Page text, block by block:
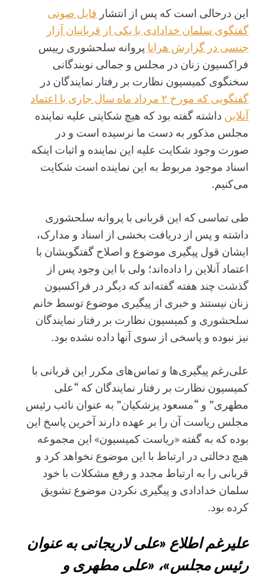
این درحالی است که پس از انتشار فایل صوتی
گفتگوی سلمان خدادادی با یکی از قربانیان آزار
جنسی در گزارش هرانا پروانه سلحشوری رییس
فراکسیون زنان در مجلس و جمالی نوبندگانی
سخنگوی کمیسیون نظارت بر رفتار نمایندگان در
گفتگویی که مورخ ۲ مرداد ماه سال جاری با اعتماد
آنلاین داشته گفته‌ بود که هیچ شکایتی علیه نماینده
مجلس مذکور به دست ما نرسیده است و در
صورت وجود شکایت علیه این نماینده و اثبات اینکه
اسناد موجود مربوط به این نماینده است شکایت
می‌کنیم.
طی تماسی که این قربانی با پروانه سلحشوری
داشته و پس از دریافت بخشی از اسناد و مدارک،
ایشان قول پیگیری موضوع و اصلاح گفتگویشان با
اعتماد آنلاین را داده‌اند؛ ولی با این وجود پس از
گذشت چند هفته گفته‌اند که دیگر در فراکسیون
زنان نیستند و خبری از پیگیری موضوع توسط خانم
سلحشوری و کمیسیون نظارت بر رفتار نمایندگان
نیز نبوده و پاسخی از سوی آنها داده نشده بود.
علی‌رغم پیگیری‌ها و تماس‌های مکرر این قربانی با
کمیسیون نظارت بر رفتار نمایندگان که “علی
مطهری” و “مسعود پزشکیان” به عنوان نائب رئیس
مجلس ریاست آن را بر عهده دارند آخرین پاسخ این
بوده که به گفته «ریاست کمیسیون» این مجموعه
هیچ دخالتی در ارتباط با این موضوع نخواهد کرد و
قربانی را به ارتباط مجدد و رفع مشکلات با خود
سلمان خدادادی و پیگیری نکردن موضوع تشویق
کرده بود.
علیرغم اطلاع «علی لاریجانی به عنوان
رئیس مجلس»، «علی مطهری و